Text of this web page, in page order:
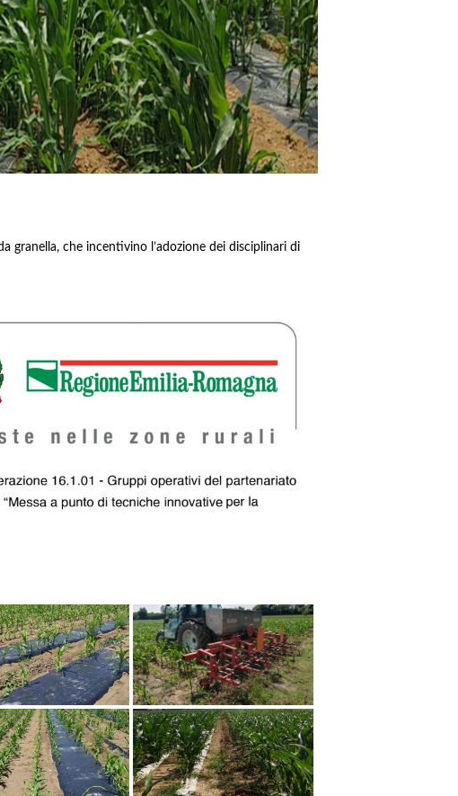
granella, che incentivino l’adozione dei disciplinari di